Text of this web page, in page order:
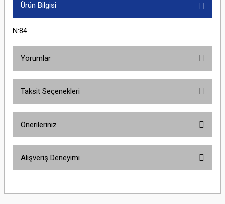
Ürün Bilgisi
N:84
Yorumlar
Taksit Seçenekleri
Önerileriniz
yetersiz gördüğünüz noktaları öneri formunu kullanarak tarafımıza
Alışveriş Deneyimi